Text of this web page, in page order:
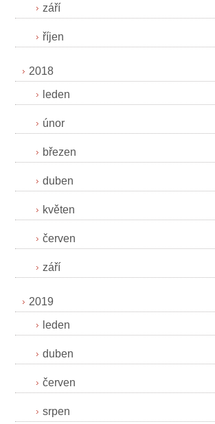
září
říjen
2018
leden
únor
březen
duben
květen
červen
září
2019
leden
duben
červen
srpen